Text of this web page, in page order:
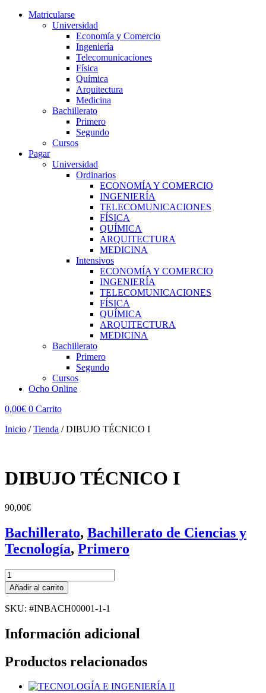
Matricularse
Universidad
Economía y Comercio
Ingeniería
Telecomunicaciones
Física
Química
Arquitectura
Medicina
Bachillerato
Primero
Segundo
Cursos
Pagar
Universidad
Ordinarios
ECONOMÍA Y COMERCIO
INGENIERÍA
TELECOMUNICACIONES
FÍSICA
QUÍMICA
ARQUITECTURA
MEDICINA
Intensivos
ECONOMÍA Y COMERCIO
INGENIERÍA
TELECOMUNICACIONES
FÍSICA
QUÍMICA
ARQUITECTURA
MEDICINA
Bachillerato
Primero
Segundo
Cursos
Ocho Online
0,00€ 0 Carrito
Inicio /Tienda /DIBUJO TÉCNICO I
DIBUJO TÉCNICO I
90,00€
Bachillerato, Bachillerato de Ciencias y
Tecnología​, Primero
DIBUJO
TÉCNICO
I
cantidad
Añadir al carrito
SKU: #INBACH00001-1-1
Información adicional
Productos relacionados